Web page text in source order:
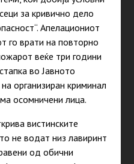
за кривично дело
Апелациониот
го врати на повторно
веќе три години
во Јавното
организиран криминал
осомничени лица.
вистинските
не водат низ лавиринт
од обични